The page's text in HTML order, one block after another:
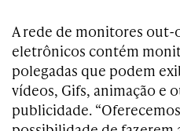
A rede de monitores out-
eletrônicos contém
polegadas que podem
vídeos, Gifs, animação e
publicidade.